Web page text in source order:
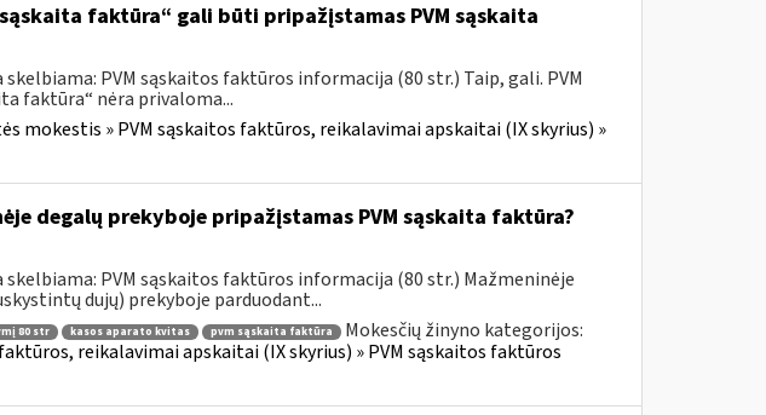
faktūra“ gali būti pripažįstamas PVM sąskaita
PVM sąskaitos faktūros informacija (80 str.) Taip, gali. PVM
faktūra“ nėra privaloma...
mokestis » PVM sąskaitos faktūros, reikalavimai apskaitai (IX skyrius) »
degalų prekyboje pripažįstamas PVM sąskaita faktūra?
PVM sąskaitos faktūros informacija (80 str.) Mažmeninėje
dujų) prekyboje parduodant...
80 str kasos aparato kvitas pvm sąskaita faktūra
Mokesčių žinyno kategorijos:
reikalavimai apskaitai (IX skyrius) » PVM sąskaitos faktūros